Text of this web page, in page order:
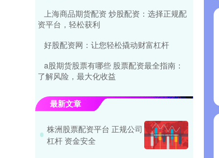
上海商品期货配资 炒股配资：选择正规配
资平台，轻松获利
好股配资网：让您轻松撬动财富杠杆
a股期货股票有哪些 股票配资最全指南：
了解风险，最大化收益
最新文章
株洲股票配资平台 正规公司
杠杆 资金安全